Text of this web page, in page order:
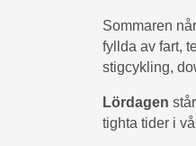
Sommaren
fyllda av fart,
stigcykling,
Lördagen
tighta tider i